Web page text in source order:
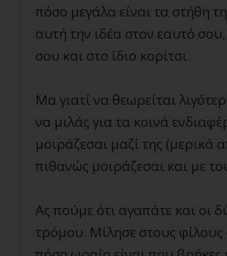
πόσο μεγάλα είναι τα στήθη
αυτή την ιδέα στον εαυτό
σου και στο ίδιο κορίτσι.
Μα γιατί να θεωρείται
να μιλάς για τα κοινά
μοιράζεσαι μαζί της (μερικά
πιθανώς μοιράζεσαι και με
Ας πούμε ότι αγαπάτε και οι
τρόμου. Μίλησε στους φίλους